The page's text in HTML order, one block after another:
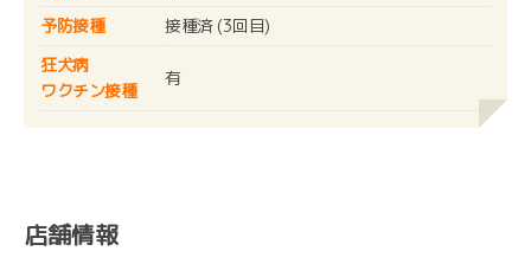
予防接種
接種済 (3回目)
狂犬病
ワクチン接種
有
店舗情報